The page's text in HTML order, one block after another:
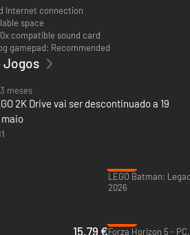
County, navega pelos pitorescos cursos
e muito mais.
é tão fácil como juntar peças. Constrói
orientadas, e depois faz um test drive
E ONLINE
dividido no modo local ou junta-te aos
Internet connection
space
compatible sound card
gamepad: Recommended
Jogos
meses
2K Drive vai ser descontinuado a 19
maio
2026
15.79 €